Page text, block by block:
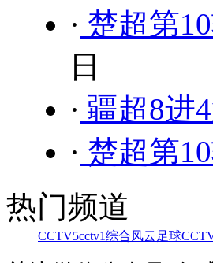
· 楚超第
日
· 疆超8进
· 楚超第
热门频道
CCTV5cctv1综合风云足球